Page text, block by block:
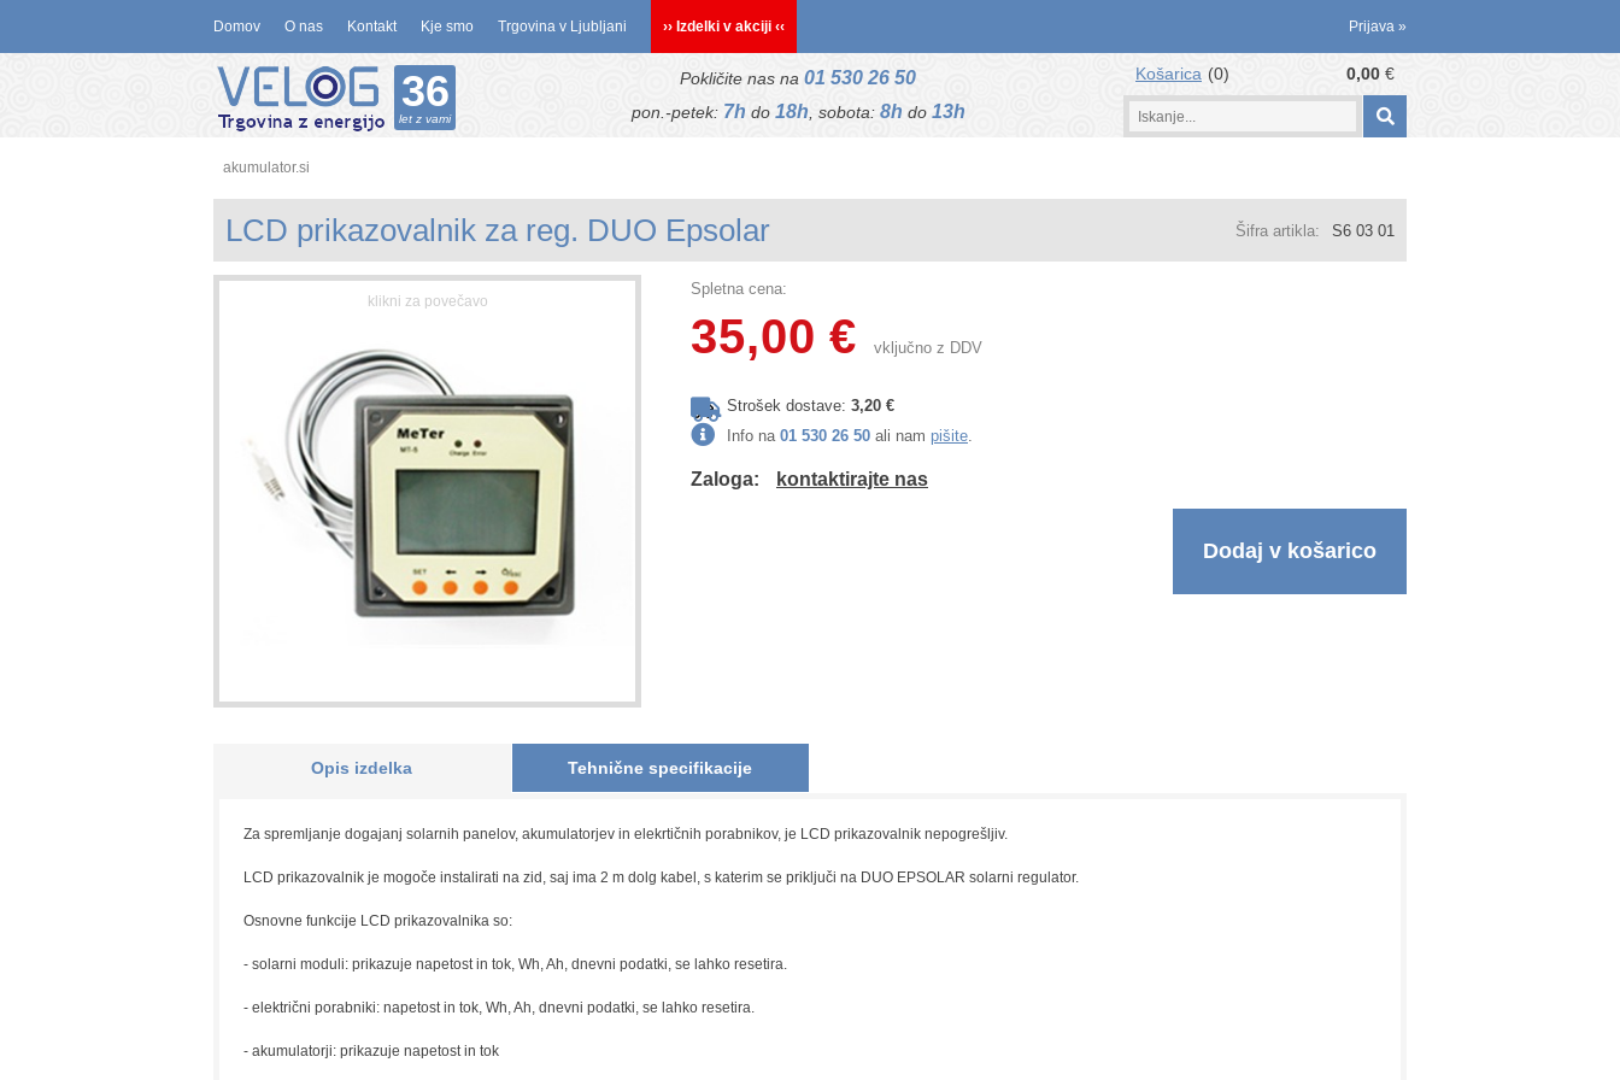
Domov O nas Kontakt Kje smo Trgovina v Ljubljani ›› Izdelki v akciji ‹‹ Prijava »
Košarica 0 0,00 €
36
let z vami
Pokličite nas na 01 530 26 50
pon.-petek: 7h do 18h , sobota: 8h do 13h
akumulator.si
LCD prikazovalnik za reg. DUO Epsolar
Spletna cena:
35,00 € vključno z DDV
Šifra artikla: S6 03 01
Strošek dostave: 3,20 €
Info na 01 530 26 50 ali nam pišite.
Zaloga: kontaktirajte nas
Dodaj v košarico
Opis izdelka Tehnične specifikacije
Za spremljanje dogajanj solarnih panelov, akumulatorjev in elekrtičnih porabnikov, je LCD prikazovalnik nepogrešljiv.
LCD prikazovalnik je mogoče instalirati na zid, saj ima 2 m dolg kabel, s katerim se priključi na DUO EPSOLAR solarni regulator.
Osnovne funkcije LCD prikazovalnika so:
- solarni moduli: prikazuje napetost in tok, Wh, Ah, dnevni podatki, se lahko resetira.
- električni porabniki: napetost in tok, Wh, Ah, dnevni podatki, se lahko resetira.
- akumulatorji: prikazuje napetost in tok